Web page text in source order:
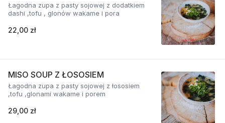
Łagodna zupa z pasty sojowej z dodatkiem
dashi ,tofu , glonów wakame i pora
22,00 zł
MISO SOUP Z ŁOSOSIEM
Łagodna zupa z pasty sojowej z łososiem
,tofu ,glonami wakame i porem
29,00 zł